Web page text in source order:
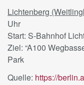
Lichtenberg
Uhr
Start: S-Bahnhof
Ziel: “A100
Park
Quelle: https://